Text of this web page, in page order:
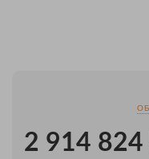
2 914 824